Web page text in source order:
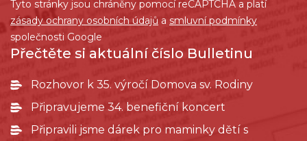
Tyto stránky jsou chráněny pomocí reCAPTCHA a platí
zásady ochrany osobních údajů a smluvní podmínky
společnosti Google
Přečtěte si aktuální číslo Bulletinu
Rozhovor k 35. výročí Domova sv. Rodiny
Připravujeme 34. benefiční koncert
Připravili jsme dárek pro maminky dětí s